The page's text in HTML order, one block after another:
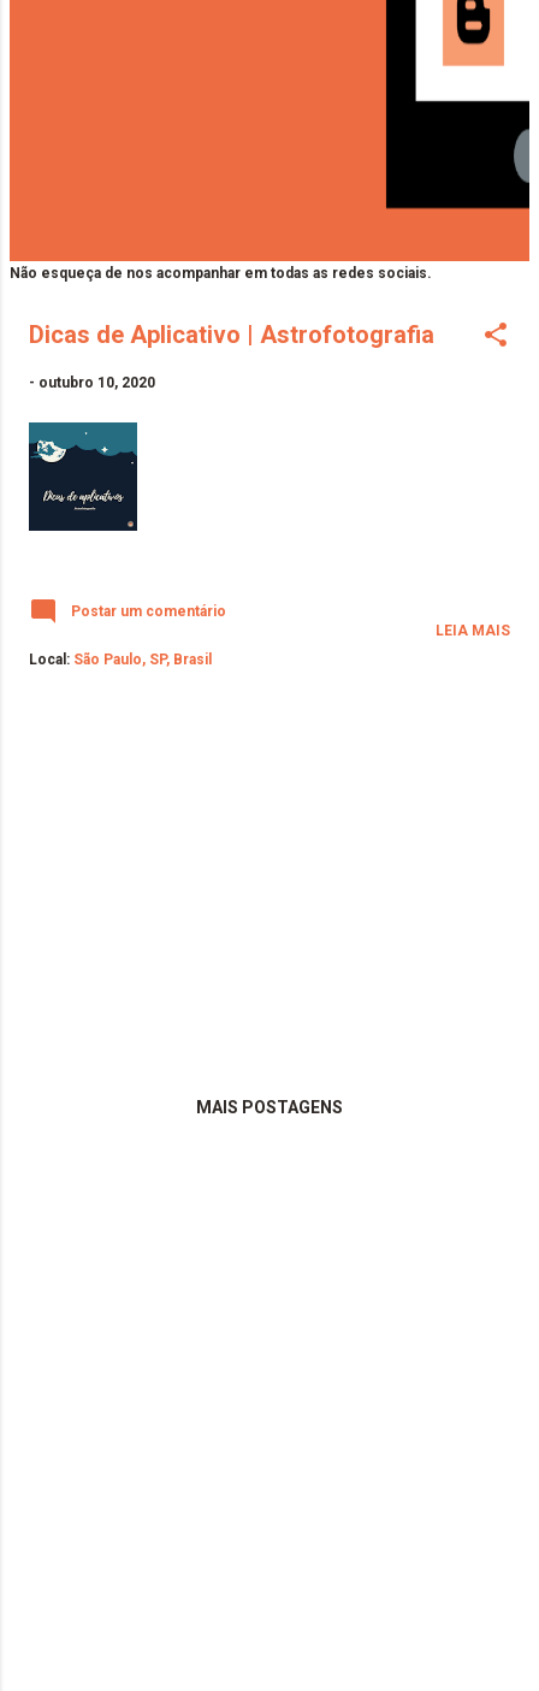
Não esqueça de nos acompanhar em todas as redes sociais.
Dicas de Aplicativo | Astrofotografia
- outubro 10, 2020
Postar um comentário
Local: São Paulo, SP, Brasil
LEIA MAIS
MAIS POSTAGENS